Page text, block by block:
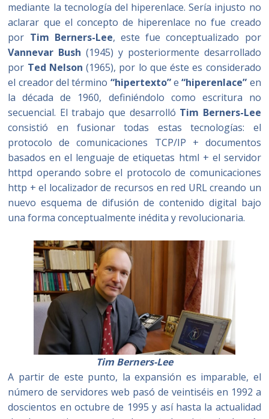
mediante la tecnología del hiperenlace. Sería injusto no
aclarar que el concepto de hiperenlace no fue creado
por Tim Berners-Lee, este fue conceptualizado por
Vannevar Bush(1945) y posteriormente desarrollado
por Ted Nelson(1965), por lo que éste es considerado
el creador del término “hipertexto”e“hiperenlace” en
la década de 1960, definiéndolo como escritura no
secuencial. El trabajo que desarrolló Tim Berners-Lee
consistió en fusionar todas estas tecnologías: el
protocolo de comunicaciones TCP/IP + documentos
basados en el lenguaje de etiquetas html + el servidor
httpd operando sobre el protocolo de comunicaciones
http + el localizador de recursos en red URL creando un
nuevo esquema de difusión de contenido digital bajo
una forma conceptualmente inédita y revolucionaria.
Tim Berners-Lee
A partir de este punto, la expansión es imparable, el
número de servidores web pasó de veintiséis en 1992 a
doscientos en octubre de 1995 y así hasta la actualidad